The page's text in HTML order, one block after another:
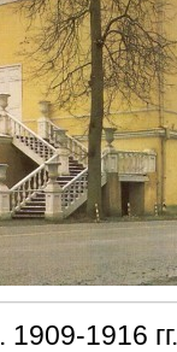
. 1909-1916